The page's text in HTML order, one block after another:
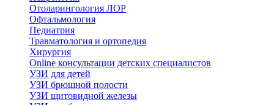
Отоларингология ЛОР
Офтальмология
Педиатрия
Травматология и ортопедия
Хирургия
Online консультации детских специалистов
УЗИ для детей
УЗИ брюшной полости
УЗИ щитовидной железы